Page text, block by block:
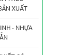
XUẤT
- NHỰA